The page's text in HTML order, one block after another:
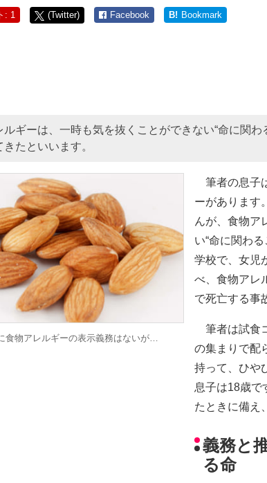
: 1 (Twitter) Facebook B! Bookmark
ルギーは、一時も気を抜くことができない“命に関
たといいます。
食物アレルギーの表示義務はないが…
筆者の息子
ーがあります
んが、食物ア
い“命に関わ
学校で、女児
べ、食物アレ
で死亡する事
筆者は試食
の集まりで配
持って、ひや
息子は18歳で
たときに備え
義務と
る命